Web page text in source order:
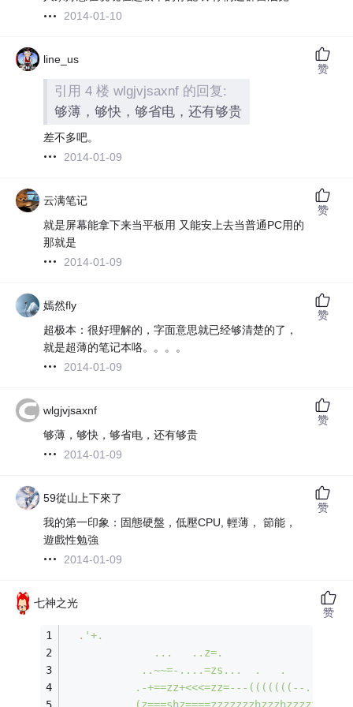
2014-01-10
line_us
引用 4 楼 wlgjvjsaxnf 的回复:
够薄，够快，够省电，还有够贵
差不多吧。
2014-01-09
赞
云满笔记
就是屏幕能拿下来当平板用 又能安上去当普通PC用的
那就是
2014-01-09
赞
嫣然fly
超极本：很好理解的，字面意思就已经够清楚的了，
就是超薄的笔记本咯。。。。
2014-01-09
赞
wlgjvjsaxnf
够薄，够快，够省电，还有够贵
2014-01-09
赞
59從山上下來了
我的第一印象：固態硬盤，低壓CPU, 輕薄， 節能，
遊戲性勉強
2014-01-09
赞
七神之光
. '+.
...
..~~=-
.-+==zz+<<<=zz=---
赞